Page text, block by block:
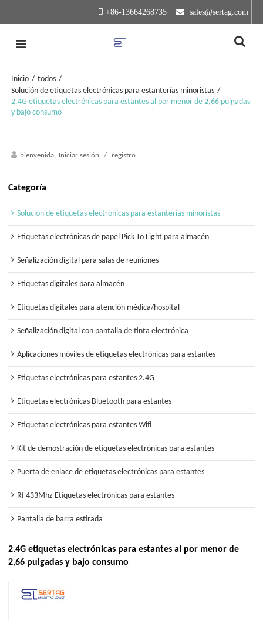
+86-13664268735 sales@sertag.com
Inicio / todos /
Solución de etiquetas electrónicas para estanterías minoristas /
2.4G etiquetas electrónicas para estantes al por menor de 2,66 pulgadas
y bajo consumo
bienvenida, Iniciar sesión / registro
Categoría
Solución de etiquetas electrónicas para estanterías minoristas
Etiquetas electrónicas de papel Pick To Light para almacén
Señalización digital para salas de reuniones
Etiquetas digitales para almacén
Etiquetas digitales para atención médica/hospital
Señalización digital con pantalla de tinta electrónica
Aplicaciones móviles de etiquetas electrónicas para estantes
Etiquetas electrónicas para estantes 2.4G
Etiquetas electrónicas Bluetooth para estantes
Etiquetas electrónicas para estantes Wifi
Kit de demostración de etiquetas electrónicas para estantes
Puerta de enlace de etiquetas electrónicas para estantes
Rf 433Mhz Etiquetas electrónicas para estantes
Pantalla de barra estirada
2.4G etiquetas electrónicas para estantes al por menor de
2,66 pulgadas y bajo consumo